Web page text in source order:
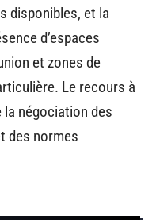
disponibles, et la
d’espaces
et zones de
Le recours à
négociation des
des normes